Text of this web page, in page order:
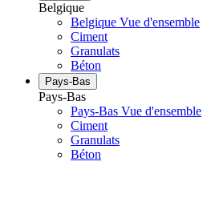
Belgique
Belgique Vue d'ensemble
Ciment
Granulats
Béton
Pays-Bas
Pays-Bas
Pays-Bas Vue d'ensemble
Ciment
Granulats
Béton